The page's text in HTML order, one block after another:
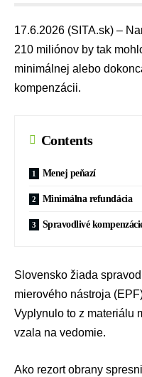
17.6.2026 (SITA.sk) –
210 miliónov by tak
minimálnej alebo
kompenzácii.
Contents
Menej peňazí
Minimálna refundácia
Spravodlivé
Slovensko žiada
mierového nástroja
Vyplynulo to z materiálu
vzala na vedomie.
Ako rezort obrany